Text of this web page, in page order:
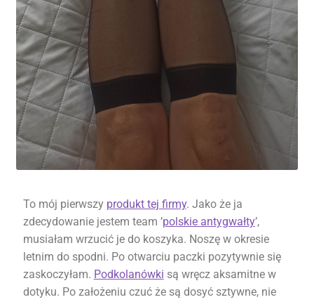
To mój pierwszy produkt tej firmy. Jako że ja
zdecydowanie jestem team ’polskie antygwałty’,
musiałam wrzucić je do koszyka. Noszę w okresie
letnim do spodni. Po otwarciu paczki pozytywnie się
zaskoczyłam. Podkolanówki są wręcz aksamitne w
dotyku. Po założeniu czuć że są dosyć sztywne, nie